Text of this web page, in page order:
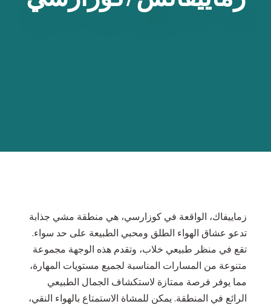
زماييفاك، الواقعة في كوزارسي، هي منطقة مشي جذابة
تدعو عشاق الهواء الطلق ومحبي الطبيعة على حد سواء.
تقع في منظر طبيعي خلاب، وتقدم هذه الوجهة مجموعة
متنوعة من المسارات المناسبة لجميع مستويات المهارة،
مما يوفر فرصة ممتازة لاستكشاف الجمال الطبيعي
الرائع في المنطقة. يمكن للمشاة الاستمتاع بالهواء النقي،